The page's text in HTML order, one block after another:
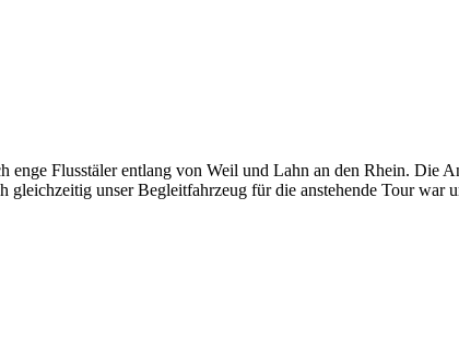
Flusstäler entlang von Weil und Lahn an den Rhein. Die
gleichzeitig unser Begleitfahrzeug für die anstehende Tour